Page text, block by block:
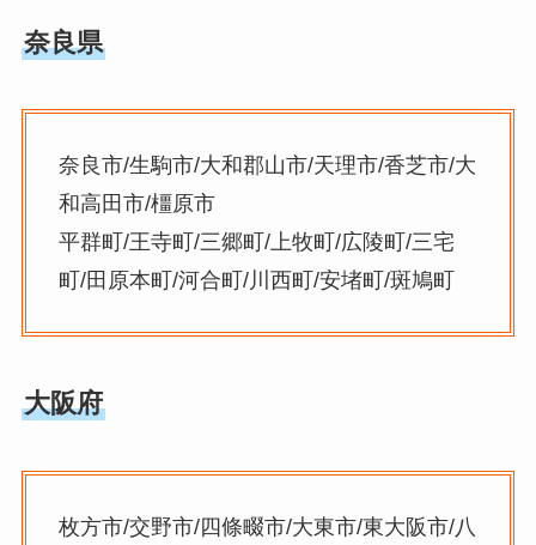
奈良県
奈良市/生駒市/大和郡山市/天理市/香芝市/大
和高田市/橿原市
平群町/王寺町/三郷町/上牧町/広陵町/三宅
町/田原本町/河合町/川西町/安堵町/斑鳩町
大阪府
枚方市/交野市/四條畷市/大東市/東大阪市/八